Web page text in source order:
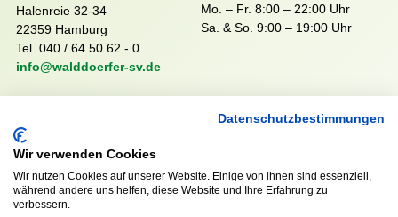
Halenreie 32-34
22359 Hamburg
Tel. 040 / 64 50 62 - 0
info@walddoerfer-sv.de
Mo. – Fr. 8:00 – 22:00 Uhr
Sa. & So. 9:00 – 19:00 Uhr
VEREINSSHOP
Datenschutzbestimmungen
Wir verwenden Cookies
Wir nutzen Cookies auf unserer Website. Einige von ihnen sind essenziell,
während andere uns helfen, diese Website und Ihre Erfahrung zu
verbessern.